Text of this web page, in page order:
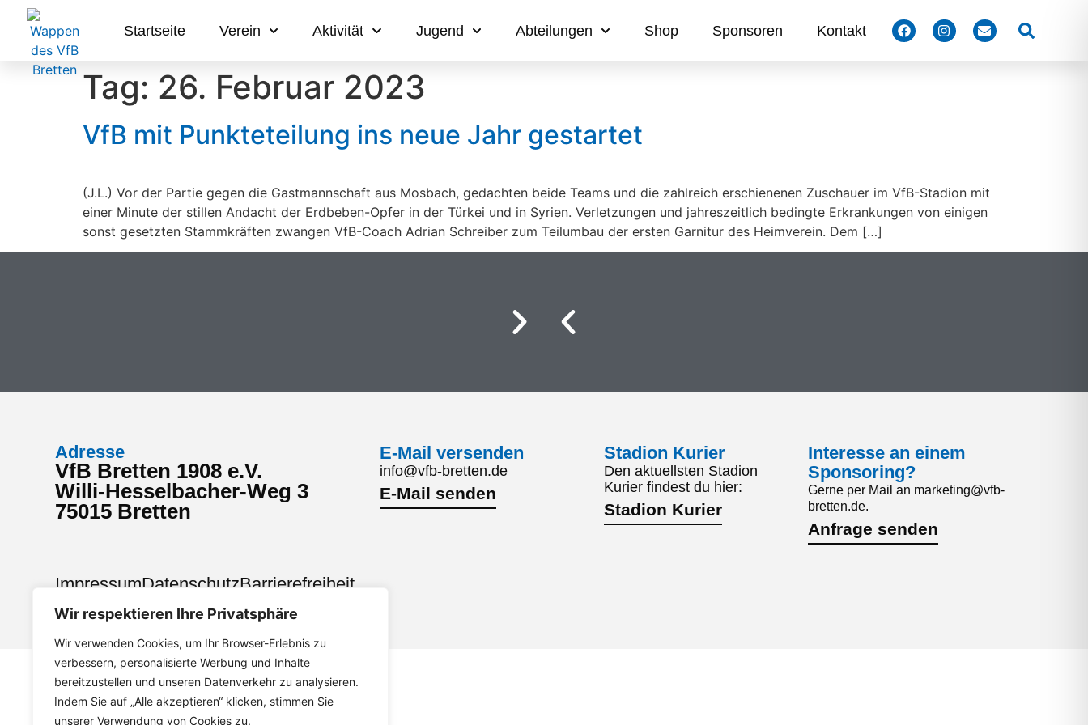
Wir respektieren Ihre Privatsphäre
Wir verwenden Cookies, um Ihr Browser-Erlebnis zu
verbessern, personalisierte Werbung und Inhalte
bereitzustellen und unseren Datenverkehr zu analysieren.
Indem Sie auf „Alle akzeptieren“ klicken, stimmen Sie
unserer Verwendung von Cookies zu.
Startseite Verein Aktivität Jugend Abteilungen Shop Sponsoren Kontakt Suchen
Tag: 26. Februar 2023
VfB mit Punkteteilung ins neue Jahr gestartet
(J.L.) Vor der Partie gegen die Gastmannschaft aus Mosbach, gedachten beide Teams und die zahlreich erschienenen Zuschauer im VfB-Stadion mit
einer Minute der stillen Andacht der Erdbeben-Opfer in der Türkei und in Syrien. Verletzungen und jahreszeitlich bedingte Erkrankungen von einigen
sonst gesetzten Stammkräften zwangen VfB-Coach Adrian Schreiber zum Teilumbau der ersten Garnitur des Heimverein. Dem […]
Adresse
VfB Bretten 1908 e.V.
Willi-Hesselbacher-Weg 3
75015 Bretten
E-Mail versenden
info@vfb-bretten.de
E-Mail senden
Stadion Kurier
Den aktuellsten Stadion
Kurier findest du hier:
Stadion Kurier
Interesse an einem
Sponsoring?
Gerne per Mail an marketing@vfb-
bretten.de.
Anfrage senden
ImpressumDatenschutzBarrierefreiheit